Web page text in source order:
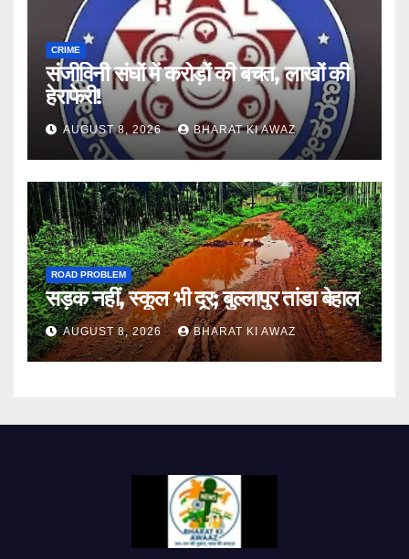
CRIME
संजीविनी संघों में करोड़ों की बचत, लाखों की
हेराफेरी!
AUGUST 8, 2026 BHARAT KI AWAZ
ROAD PROBLEM
सड़क नहीं, स्कूल भी दूर; बुल्लापुर तांडा बेहाल
AUGUST 8, 2026 BHARAT KI AWAZ